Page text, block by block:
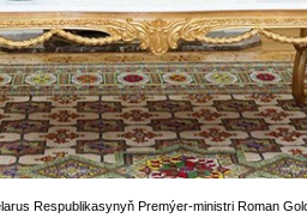
Respublikasynyň Premýer-ministri Roman